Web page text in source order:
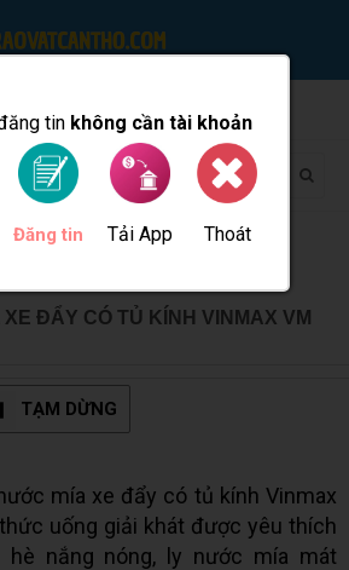
tin không cần tài khoản
Đăng tin Tải App Thoát
ĐẨY CÓ TỦ KÍNH VINMAX VM
TẠM DỪNG
mía xe đẩy có tủ kính Vinmax
uống giải khát được yêu thích
hè nắng nóng, ly nước mía mát